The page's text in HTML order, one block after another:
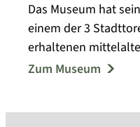
Das Museum hat
einem der 3
erhaltenen
Templins.
Zum Museum